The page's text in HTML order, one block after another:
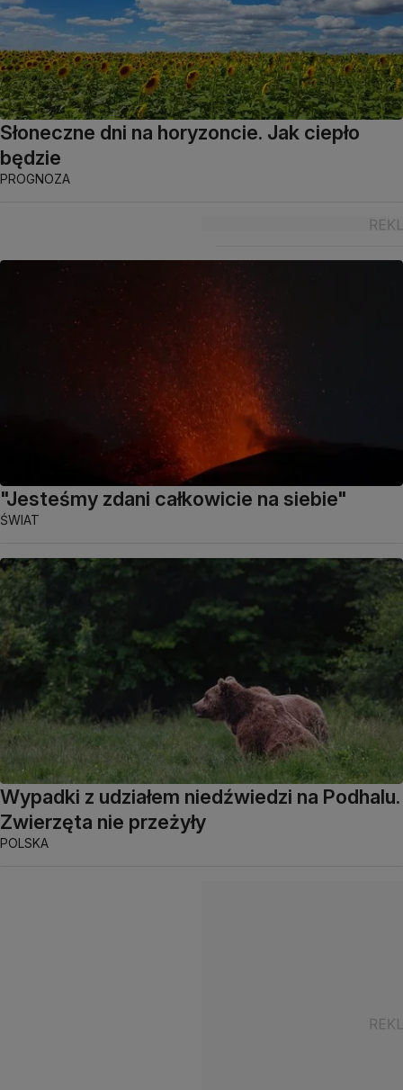
Słoneczne dni na horyzoncie. Jak ciepło
będzie
PROGNOZA
"Jesteśmy zdani całkowicie na siebie"
ŚWIAT
Wypadki z udziałem niedźwiedzi na Podhalu.
Zwierzęta nie przeżyły
POLSKA